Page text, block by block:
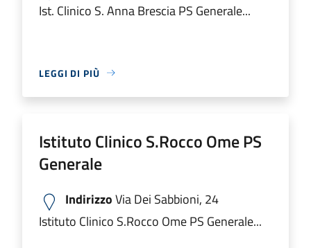
Ist. Clinico S. Anna Brescia PS Generale...
LEGGI DI PIÙ
Istituto Clinico S.Rocco Ome PS
Generale
IndirizzoVia Dei Sabbioni, 24
Istituto Clinico S.Rocco Ome PS Generale...